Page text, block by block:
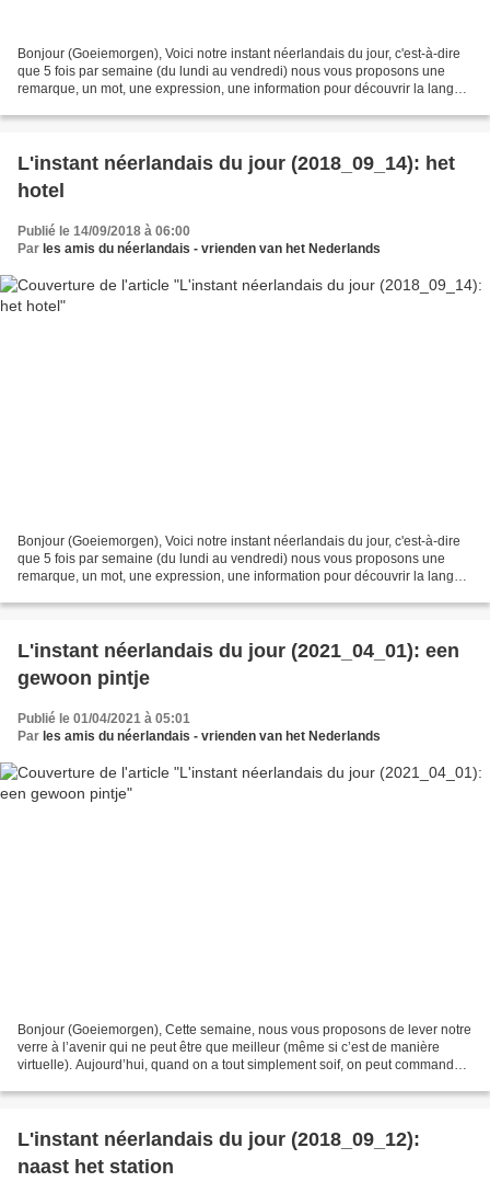
Bonjour (Goeiemorgen), Voici notre instant néerlandais du jour, c'est-à-dire
que 5 fois par semaine (du lundi au vendredi) nous vous proposons une
remarque, un mot, une expression, une information pour découvrir la langue
L'instant néerlandais du jour (2018_09_14): het
hotel
Publié le 14/09/2018 à 06:00
Par les amis du néerlandais - vrienden van het Nederlands
Bonjour (Goeiemorgen), Voici notre instant néerlandais du jour, c'est-à-dire
que 5 fois par semaine (du lundi au vendredi) nous vous proposons une
remarque, un mot, une expression, une information pour découvrir la langue
L'instant néerlandais du jour (2021_04_01): een
gewoon pintje
Publié le 01/04/2021 à 05:01
Par les amis du néerlandais - vrienden van het Nederlands
Bonjour (Goeiemorgen), Cette semaine, nous vous proposons de lever notre
verre à l’avenir qui ne peut être que meilleur (même si c’est de manière
virtuelle). Aujourd’hui, quand on a tout simplement soif, on peut commander :
L'instant néerlandais du jour (2018_09_12):
naast het station